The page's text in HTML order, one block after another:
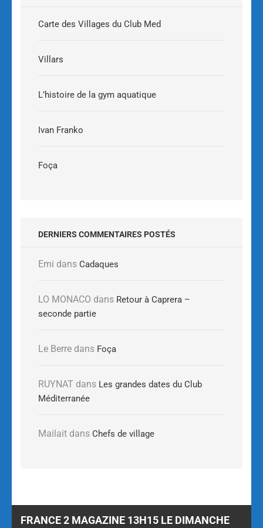
Carte des Villages du Club Med
Villars
L’histoire de la gym aquatique
Ivan Franko
Foça
DERNIERS COMMENTAIRES POSTÉS
Emi dans Cadaques
LO MONACO dans Retour à Caprera –
seconde partie
Le Berre dans Foça
RUYNAT dans Les grandes dates du Club
Méditerranée
Mailait dans Chefs de village
FRANCE 2 MAGAZINE 13H15 LE DIMANCHE